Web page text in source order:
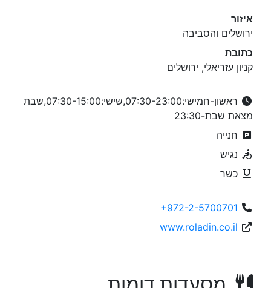
איזור
ירושלים והסביבה
כתובת
קניון עזריאלי, ירושלים
ראשון-חמישי:07:30-23:00,שישי:07:30-15:00,שבת
מצאת שבת-23:30
חנייה
נגיש
כשר
+972-2-5700701
www.roladin.co.il